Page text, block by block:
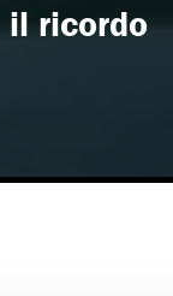
il ricordo